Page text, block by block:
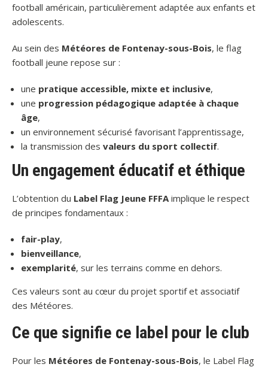
football américain, particulièrement adaptée aux enfants et
adolescents.
Au sein des Météores de Fontenay-sous-Bois, le flag
football jeune repose sur :
une pratique accessible, mixte et inclusive,
une progression pédagogique adaptée à chaque
âge,
un environnement sécurisé favorisant l’apprentissage,
la transmission des valeurs du sport collectif.
Un engagement éducatif et éthique
L’obtention du Label Flag Jeune FFFAimplique le respect
de principes fondamentaux :
fair-play,
bienveillance,
exemplarité, sur les terrains comme en dehors.
Ces valeurs sont au cœur du projet sportif et associatif
des Météores.
Ce que signifie ce label pour le club
Pour les Météores de Fontenay-sous-Bois, le Label Flag